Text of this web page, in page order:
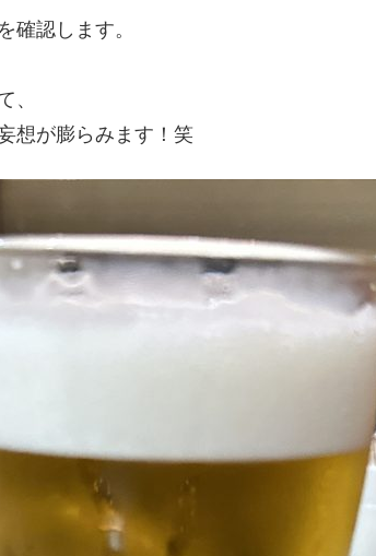
確認します。
、
想が膨らみます！笑